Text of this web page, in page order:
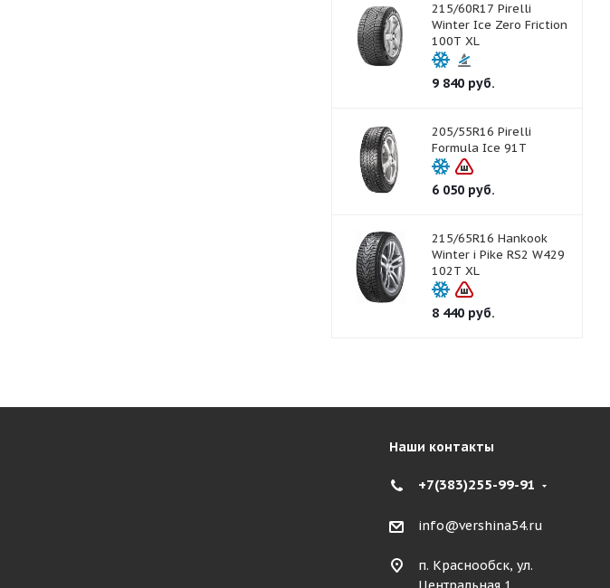
215/60R17 Pirelli
Winter Ice Zero Friction
100T XL
9 840руб.
205/55R16 Pirelli
Formula Ice 91T
6 050руб.
215/65R16 Hankook
Winter i Pike RS2 W429
102T XL
8 440руб.
Наши контакты
+7(383)255-99-91
info@vershina54.ru
п. Краснообск, ул.